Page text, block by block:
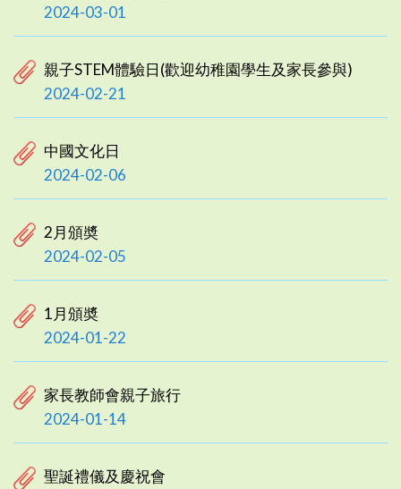
2024-03-01
親子STEM體驗日(歡迎幼稚園學生及家長參與)
2024-02-21
中國文化日
2024-02-06
2月頒奬
2024-02-05
1月頒奬
2024-01-22
家長教師會親子旅行
2024-01-14
聖誕禮儀及慶祝會